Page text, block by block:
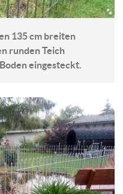
135 cm breiten
runden Teich
eingesteckt.